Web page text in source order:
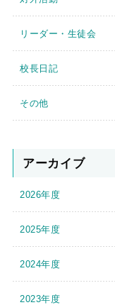
リーダー・生徒会
校長日記
その他
アーカイブ
2026年度
2025年度
2024年度
2023年度